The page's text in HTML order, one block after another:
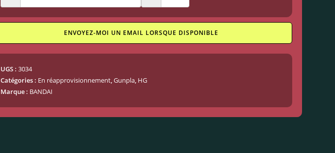
ENVOYEZ-MOI UN EMAIL LORSQUE DISPONIBLE
UGS : 3034
Catégories : En réapprovisionnement, Gunpla, HG
Marque : BANDAI